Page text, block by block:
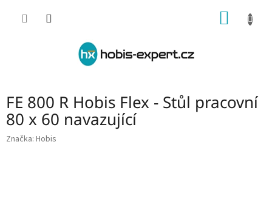
FE 800 R Hobis Flex - Stůl pracovní
80 x 60 navazující
Značka: Hobis